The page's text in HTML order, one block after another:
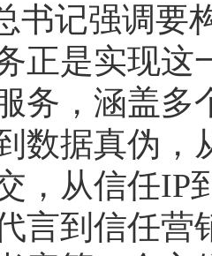
记强调要
正是实现这
务，涵盖多
数据真伪
，从信任IP
言到信任营